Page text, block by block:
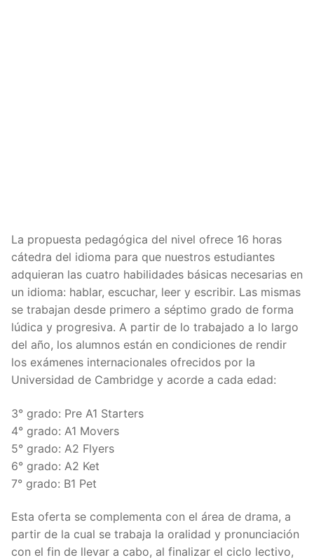
La propuesta pedagógica del nivel ofrece 16 horas
cátedra del idioma para que nuestros estudiantes
adquieran las cuatro habilidades básicas necesarias en
un idioma: hablar, escuchar, leer y escribir. Las mismas
se trabajan desde primero a séptimo grado de forma
lúdica y progresiva. A partir de lo trabajado a lo largo
del año, los alumnos están en condiciones de rendir
los exámenes internacionales ofrecidos por la
Universidad de Cambridge y acorde a cada edad:
3° grado: Pre A1 Starters
4° grado: A1 Movers
5° grado: A2 Flyers
6° grado: A2 Ket
7° grado: B1 Pet
Esta oferta se complementa con el área de drama, a
partir de la cual se trabaja la oralidad y pronunciación
con el fin de llevar a cabo, al finalizar el ciclo lectivo,